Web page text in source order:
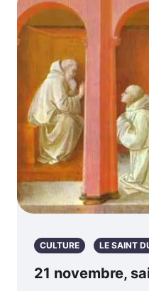
CULTURE LE SAINT
21 novembre,